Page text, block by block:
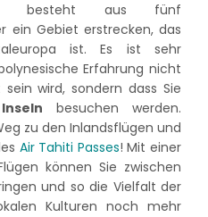
besteht aus fünf
ein Gebiet erstrecken, das
ist. Es ist sehr
Erfahrung nicht
wird, sondern dass Sie
besuchen werden.
zu den Inlandsflügen und
Air Tahiti Passes! Mit einer
können Sie zwischen
und so die Vielfalt der
Kulturen noch mehr